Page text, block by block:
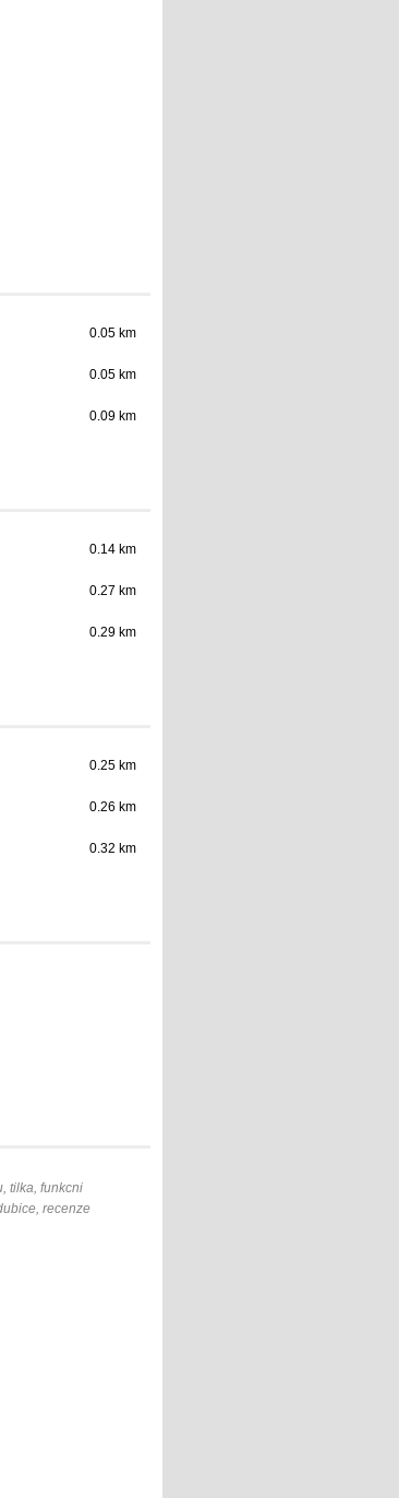
0.05 km
0.05 km
0.09 km
0.14 km
0.27 km
0.29 km
0.25 km
0.26 km
0.32 km
tilka, funkcni
recenze